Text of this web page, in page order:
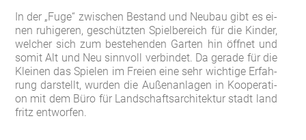
In der „Fu­ge“ zwi­schen Be­stand und Neu­bau gibt es ei­
nen ru­hi­ge­ren, ge­schütz­ten Spiel­be­reich für die Kin­der,
wel­cher sich zum be­ste­hen­den Gar­ten hin öff­net und
so­mit Alt und Neu sinn­voll ver­bin­det. Da ge­ra­de für die
Klei­nen das Spie­len im Frei­en ei­ne sehr wich­ti­ge Er­fah­
rung dar­stellt, wur­den die Au­ßen­an­la­gen in Ko­ope­ra­ti­
on mit dem Bü­ro für Land­schafts­ar­chi­tek­tur stadt land
fritz ent­wor­fen.